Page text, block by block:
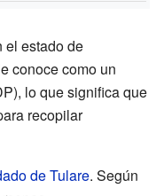
el estado de
conoce como un
lo que significa que
recopilar
de Tulare. Según